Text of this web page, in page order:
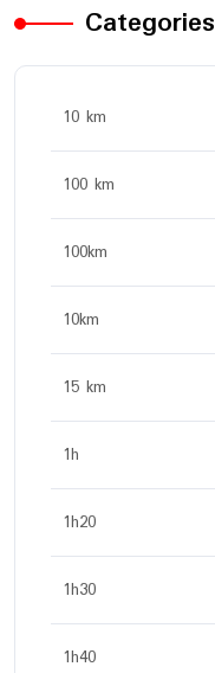
Categories
10 km
100 km
100km
10km
15 km
1h
1h20
1h30
1h40